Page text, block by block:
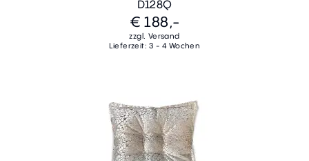
D128Q
€ 188,-
zzgl. Versand
Lieferzeit: 3 - 4 Wochen